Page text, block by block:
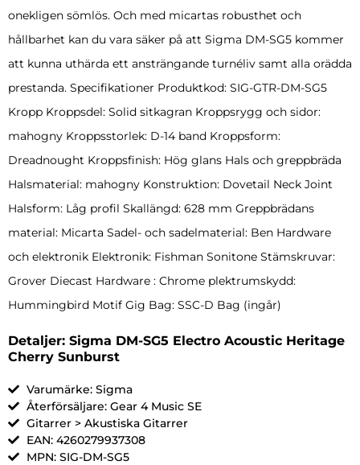
onekligen sömlös. Och med micartas robusthet och
hållbarhet kan du vara säker på att Sigma DM-SG5 kommer
att kunna uthärda ett ansträngande turnéliv samt alla orädda
prestanda. Specifikationer Produktkod: SIG-GTR-DM-SG5
Kropp Kroppsdel: Solid sitkagran Kroppsrygg och sidor:
mahogny Kroppsstorlek: D-14 band Kroppsform:
Dreadnought Kroppsfinish: Hög glans Hals och greppbräda
Halsmaterial: mahogny Konstruktion: Dovetail Neck Joint
Halsform: Låg profil Skallängd: 628 mm Greppbrädans
material: Micarta Sadel- och sadelmaterial: Ben Hardware
och elektronik Elektronik: Fishman Sonitone Stämskruvar:
Grover Diecast Hardware : Chrome plektrumskydd:
Hummingbird Motif Gig Bag: SSC-D Bag (ingår)
Detaljer: Sigma DM-SG5 Electro Acoustic Heritage
Cherry Sunburst
Varumärke: Sigma
Återförsäljare: Gear 4 Music SE
Gitarrer > Akustiska Gitarrer
EAN: 4260279937308
MPN: SIG-DM-SG5